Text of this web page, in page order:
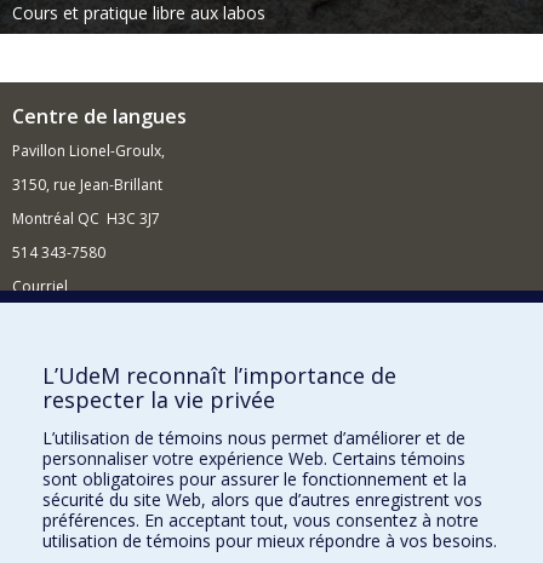
Cours et pratique libre aux labos
Centre de langues
Pavillon Lionel-Groulx,
3150, rue Jean-Brillant
Montréal QC H3C 3J7
514 343-7580
Courriel
Comment soutenir le Centre?
BESOIN D'AIDE?
Plan du site
Signaler une erreur
Accessibilité
FACULTÉ DES ARTS ET DES SCIENCES
L’UdeM reconnaît l’importance de
respecter la vie privée
L’utilisation de témoins nous permet d’améliorer et de
personnaliser votre expérience Web. Certains témoins
sont obligatoires pour assurer le fonctionnement et la
sécurité du site Web, alors que d’autres enregistrent vos
préférences. En acceptant tout, vous consentez à notre
utilisation de témoins pour mieux répondre à vos besoins.